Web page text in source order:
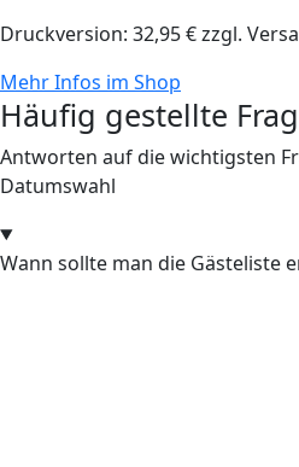
Druckversion: 32,95 € zzgl.
Mehr Infos im Shop
Häufig gestellte
Antworten auf die wichtigsten
Datumswahl
Wann sollte man die Gästeliste